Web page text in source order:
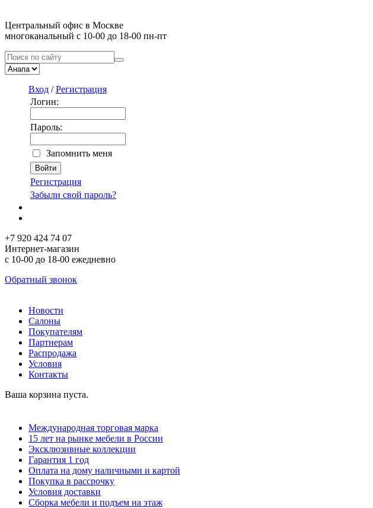
Центральный офис в Москве
многоканальный с 10-00 до 18-00 пн-пт
Вход /Регистрация
Логин:
Пароль:
Запомнить меня
Регистрация
Забыли свой пароль?
+7 920 424 74 07
Интернет-магазин
с 10-00 до 18-00 ежедневно
Обратный звонок
Новости
Салоны
Покупателям
Партнерам
Распродажа
Условия
Контакты
Ваша корзина пуста.
Международная торговая марка
15 лет на рынке мебели в России
Эксклюзивные коллекции
Гарантия 1 год
Оплата на дому наличными и картой
Покупка в рассрочку
Условия доставки
Сборка мебели и подъем на этаж